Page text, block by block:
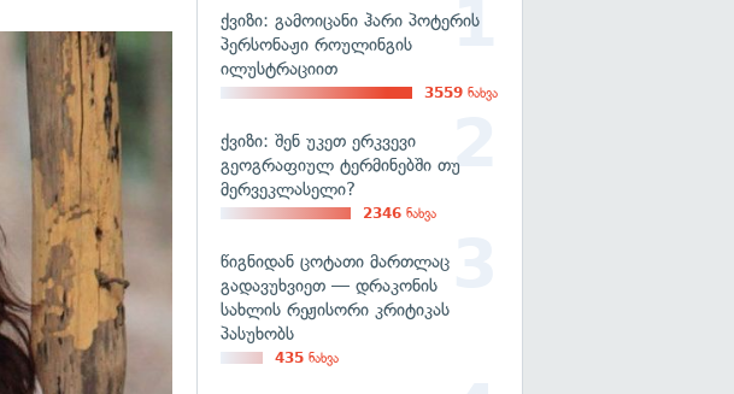
ქვიზი: გამოიცანი ჰარი პოტერის
პერსონაჟი როულინგის
ილუსტრაციით
3559 ნახვა
ქვიზი: შენ უკეთ ერკვევი
გეოგრაფიულ ტერმინებში თუ
მერვეკლასელი?
2346 ნახვა
წიგნიდან ცოტათი მართლაც
გადავუხვიეთ — დრაკონის
სახლის რეჟისორი კრიტიკას
პასუხობს
435 ნახვა